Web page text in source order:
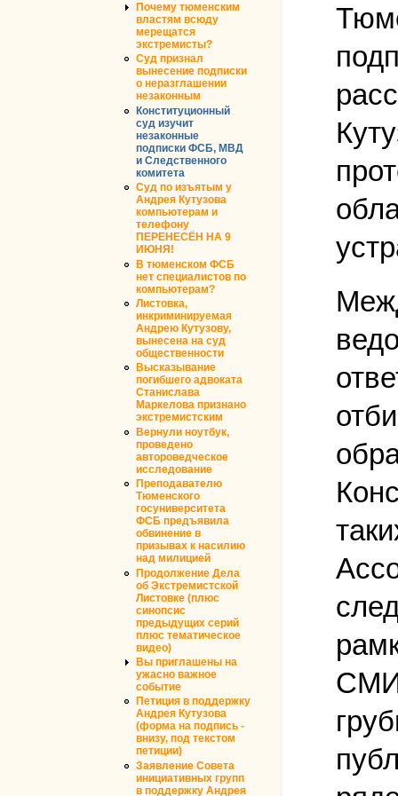
Почему тюменским
властям всюду
мерещатся
экстремисты?
Суд признал
вынесение подписки
о неразглашении
незаконным
Конституционный
суд изучит
незаконные
подписки ФСБ, МВД
и Следственного
комитета
Суд по изъятым у
Андрея Кутузова
компьютерам и
телефону
ПЕРЕНЕСЁН НА 9
ИЮНЯ!
В тюменском ФСБ
нет специалистов по
компьютерам?
Листовка,
инкриминируемая
Андрею Кутузову,
вынесена на суд
общественности
Высказывание
погибшего адвоката
Станислава
Маркелова признано
экстремистским
Вернули ноутбук,
проведено
автороведческое
исследование
Преподавателю
Тюменского
госуниверситета
ФСБ предъявила
обвинение в
призывах к насилию
над милицией
Продолжение Дела
об Экстремистской
Листовке (плюс
синопсис
предыдущих серий
плюс тематическое
видео)
Вы приглашены на
ужасно важное
событие
Петиция в поддержку
Андрея Кутузова
(форма на подпись -
внизу, под текстом
петиции)
Заявление Совета
инициативных групп
в поддержку Андрея
СМИ